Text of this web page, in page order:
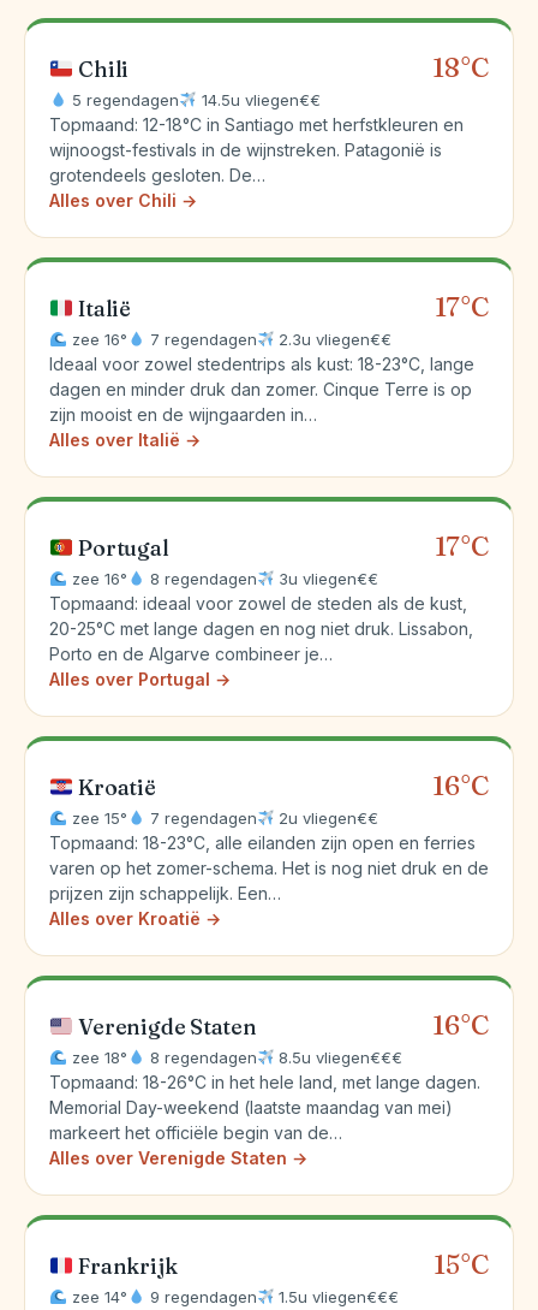
Chili 18°C
5 regendagen 14.5u vliegen€€
Topmaand: 12-18°C in Santiago met herfstkleuren en
wijnoogst-festivals in de wijnstreken. Patagonië is
grotendeels gesloten. De…
Alles over Chili →
Italië 17°C
zee 16° 7 regendagen 2.3u vliegen€€
Ideaal voor zowel stedentrips als kust: 18-23°C, lange
dagen en minder druk dan zomer. Cinque Terre is op
zijn mooist en de wijngaarden in…
Alles over Italië →
Portugal 17°C
zee 16° 8 regendagen 3u vliegen€€
Topmaand: ideaal voor zowel de steden als de kust,
20-25°C met lange dagen en nog niet druk. Lissabon,
Porto en de Algarve combineer je…
Alles over Portugal →
Kroatië 16°C
zee 15° 7 regendagen 2u vliegen€€
Topmaand: 18-23°C, alle eilanden zijn open en ferries
varen op het zomer-schema. Het is nog niet druk en de
prijzen zijn schappelijk. Een…
Alles over Kroatië →
Verenigde Staten 16°C
zee 18° 8 regendagen 8.5u vliegen€€€
Topmaand: 18-26°C in het hele land, met lange dagen.
Memorial Day-weekend (laatste maandag van mei)
markeert het officiële begin van de…
Alles over Verenigde Staten →
Frankrijk 15°C
zee 14° 9 regendagen 1.5u vliegen€€€